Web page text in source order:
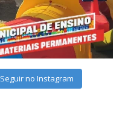
Seguir no Instagram